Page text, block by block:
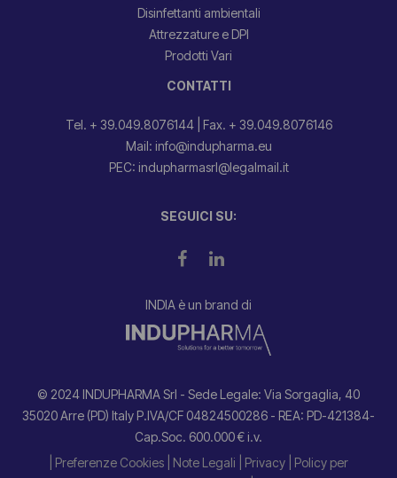
Disinfettanti ambientali
Attrezzature e DPI
Prodotti Vari
CONTATTI
Tel. + 39.049.8076144| Fax. + 39.049.8076146
Mail: info@indupharma.eu
PEC: indupharmasrl@legalmail.it
SEGUICI SU:
INDIA è un brand di
© 2024 INDUPHARMA Srl - Sede Legale: Via Sorgaglia, 40
35020 Arre (PD) Italy P.IVA/CF 04824500286 - REA: PD-421384-
Cap.Soc. 600.000 € i.v.
| Preferenze Cookies
| Note Legali | Privacy
| Policy per